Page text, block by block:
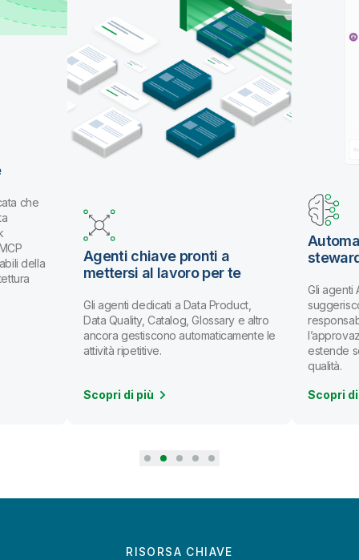
che
della
Agenti chiave pronti a
mettersi al lavoro per te
Gli agenti dedicati a Data Product,
Data Quality, Catalog, Glossary e altro
ancora gestiscono automaticamente le
attività ripetitive.
Scopri di più
Gli agenti
estende
qualità.
Scopri
RISORSA CHIAVE